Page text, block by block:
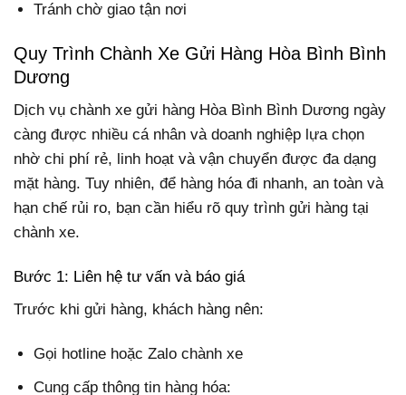
Tránh chờ giao tận nơi
Quy Trình Chành Xe Gửi Hàng Hòa Bình Bình
Dương
Dịch vụ chành xe gửi hàng Hòa Bình Bình Dương ngày
càng được nhiều cá nhân và doanh nghiệp lựa chọn
nhờ chi phí rẻ, linh hoạt và vận chuyển được đa dạng
mặt hàng. Tuy nhiên, để hàng hóa đi nhanh, an toàn và
hạn chế rủi ro, bạn cần hiểu rõ quy trình gửi hàng tại
chành xe.
Bước 1: Liên hệ tư vấn và báo giá
Trước khi gửi hàng, khách hàng nên:
Gọi hotline hoặc Zalo chành xe
Cung cấp thông tin hàng hóa: